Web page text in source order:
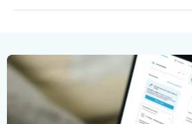
ao cliente